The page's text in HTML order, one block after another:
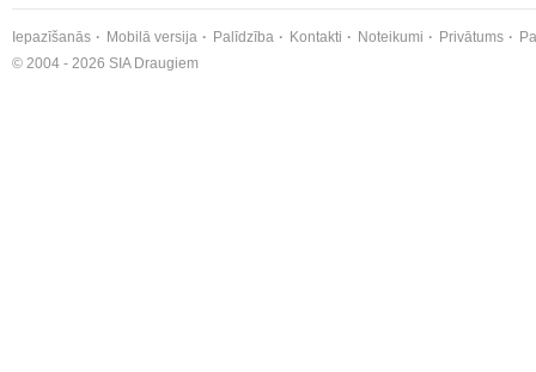
Iepazīšanās Mobilā versija Palīdzība Kontakti Noteikumi Privātums
© 2004 - 2026 SIA Draugiem